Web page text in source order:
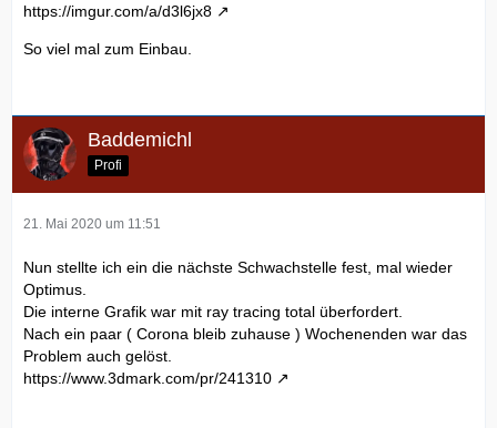
https://imgur.com/a/d3l6jx8
So viel mal zum Einbau.
Baddemichl
Profi
21. Mai 2020 um 11:51
Nun stellte ich ein die nächste Schwachstelle fest, mal wieder
Optimus.
Die interne Grafik war mit ray tracing total überfordert.
Nach ein paar ( Corona bleib zuhause ) Wochenenden war das
Problem auch gelöst.
https://www.3dmark.com/pr/241310